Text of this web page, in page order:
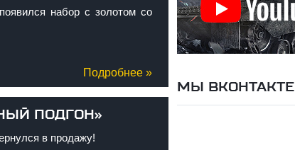
Подробнее »
набор с золотом со
ПОДГОН»
в продажу!
МЫ ВКОНТАКТЕ